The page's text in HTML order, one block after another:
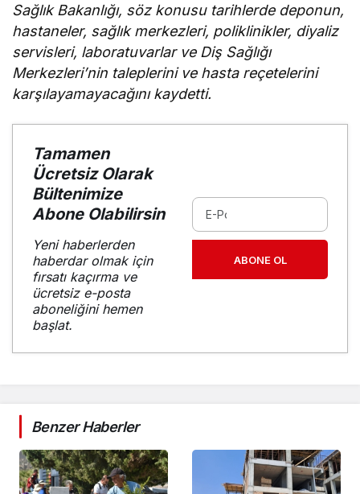
Sağlık Bakanlığı, söz konusu tarihlerde deponun,
hastaneler, sağlık merkezleri, poliklinikler, diyaliz
servisleri, laboratuvarlar ve Diş Sağlığı
Merkezleri’nin taleplerini ve hasta reçetelerini
karşılayamayacağını kaydetti.
Tamamen
Ücretsiz Olarak
Bültenimize
Abone Olabilirsin
Yeni haberlerden
haberdar olmak için
fırsatı kaçırma ve
ücretsiz e-posta
aboneliğini hemen
başlat.
ABONE OL
Benzer Haberler